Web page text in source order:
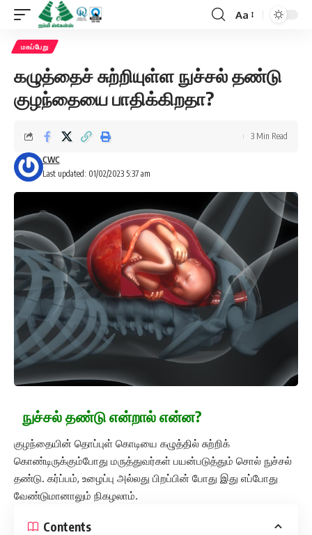
Font
Aa
மகப்பேறு
கழுத்தைச் சுற்றியுள்ள நுச்சல் தண்டு
குழந்தையை பாதிக்கிறதா?
Last updated: 01/02/2023 5:37 am
CWC
3 Min Read
நுச்சல் தண்டு என்றால் என்ன?
குழந்தையின் தொப்புள் கொடியை கழுத்தில் சுற்றிக்
கொண்டிருக்கும்போது மருத்துவர்கள் பயன்படுத்தும் சொல் நுச்சல்
தண்டு. கர்ப்பம், உழைப்பு அல்லது பிறப்பின் போது இது எப்போது
வேண்டுமானாலும் நிகழலாம்.
Contents